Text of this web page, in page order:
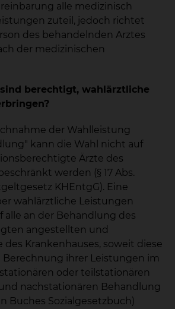
alle medizinisch
zuteil, jedoch richtet
des behandelnden Arztes
der medizinischen
sind berechtigt, wahlärztliche
der Wahlleistung
kann die Wahl nicht auf
Ärzte des
werden (§ 17 Abs.
KHEntgG). Eine
wahlärztliche Leistungen
alle an der Behandlung des
angestellten und
des Krankenhauses, soweit diese
ihrer Leistungen im
oder teilstationären
nachstationären Behandlung
Buches Sozialgesetzbuch)